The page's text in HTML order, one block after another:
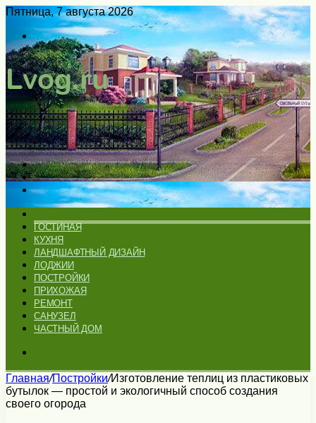
Пятница, 7 августа 2026
Войти
Switch
skin
Меню
Искать
Switch
skin
ГОСТИНАЯ
КУХНЯ
ЛАНДШАФТНЫЙ ДИЗАЙН
ЛОДЖИИ
ПОСТРОЙКИ
ПРИХОЖАЯ
РЕМОНТ
САНУЗЕЛ
ЧАСТНЫЙ ДОМ
Главная/Постройки/Изготовление теплиц из пластиковых
бутылок — простой и экологичный способ создания
своего огорода